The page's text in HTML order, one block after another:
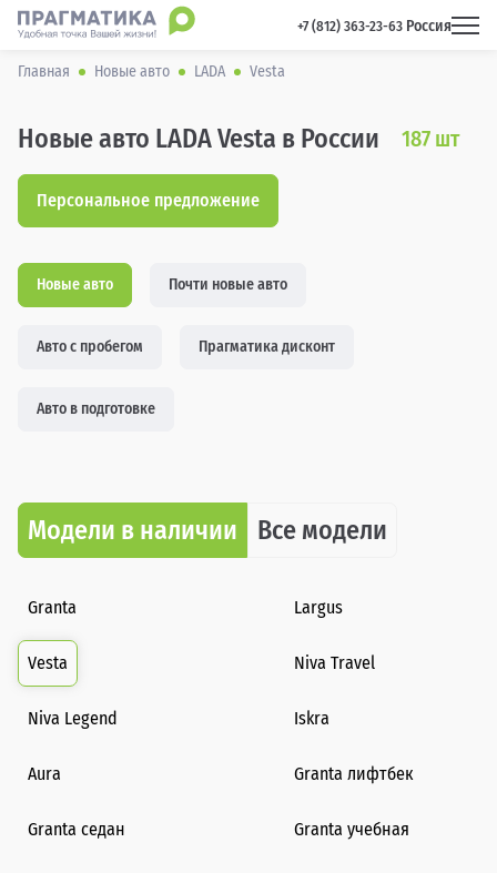
+7 (812) 363-23-63 Россия
Главная Новые авто LADA Vesta
Новые авто LADA Vesta в России 187 шт
Персональное предложение
Новые авто Почти новые авто
Авто с пробегом Прагматика дисконт
Авто в подготовке
Модели в наличии Все модели
Granta Largus
Vesta Niva Travel
Niva Legend Iskra
Aura Granta лифтбек
Granta седан Granta учебная